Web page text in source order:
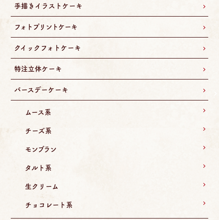
手描きイラストケーキ
フォトプリントケーキ
クイックフォトケーキ
特注立体ケーキ
バースデーケーキ
ムース系
チーズ系
モンブラン
タルト系
生クリーム
チョコレート系